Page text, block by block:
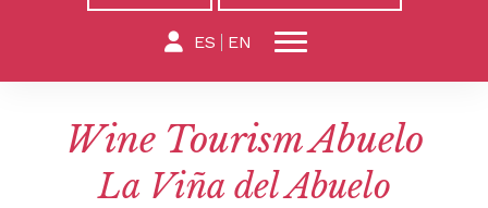
ES EN
Wine Tourism Abuelo
La Viña del Abuelo